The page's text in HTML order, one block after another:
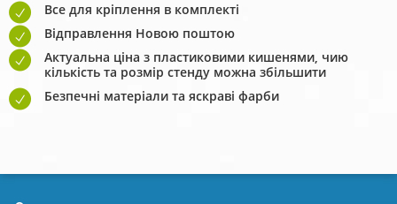
Все для кріплення в комплекті
Відправлення Новою поштою
Актуальна ціна з пластиковими кишенями, чию
кількість та розмір стенду можна збільшити
Безпечні матеріали та яскраві фарби